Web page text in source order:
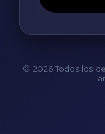
© 2026 Todos los